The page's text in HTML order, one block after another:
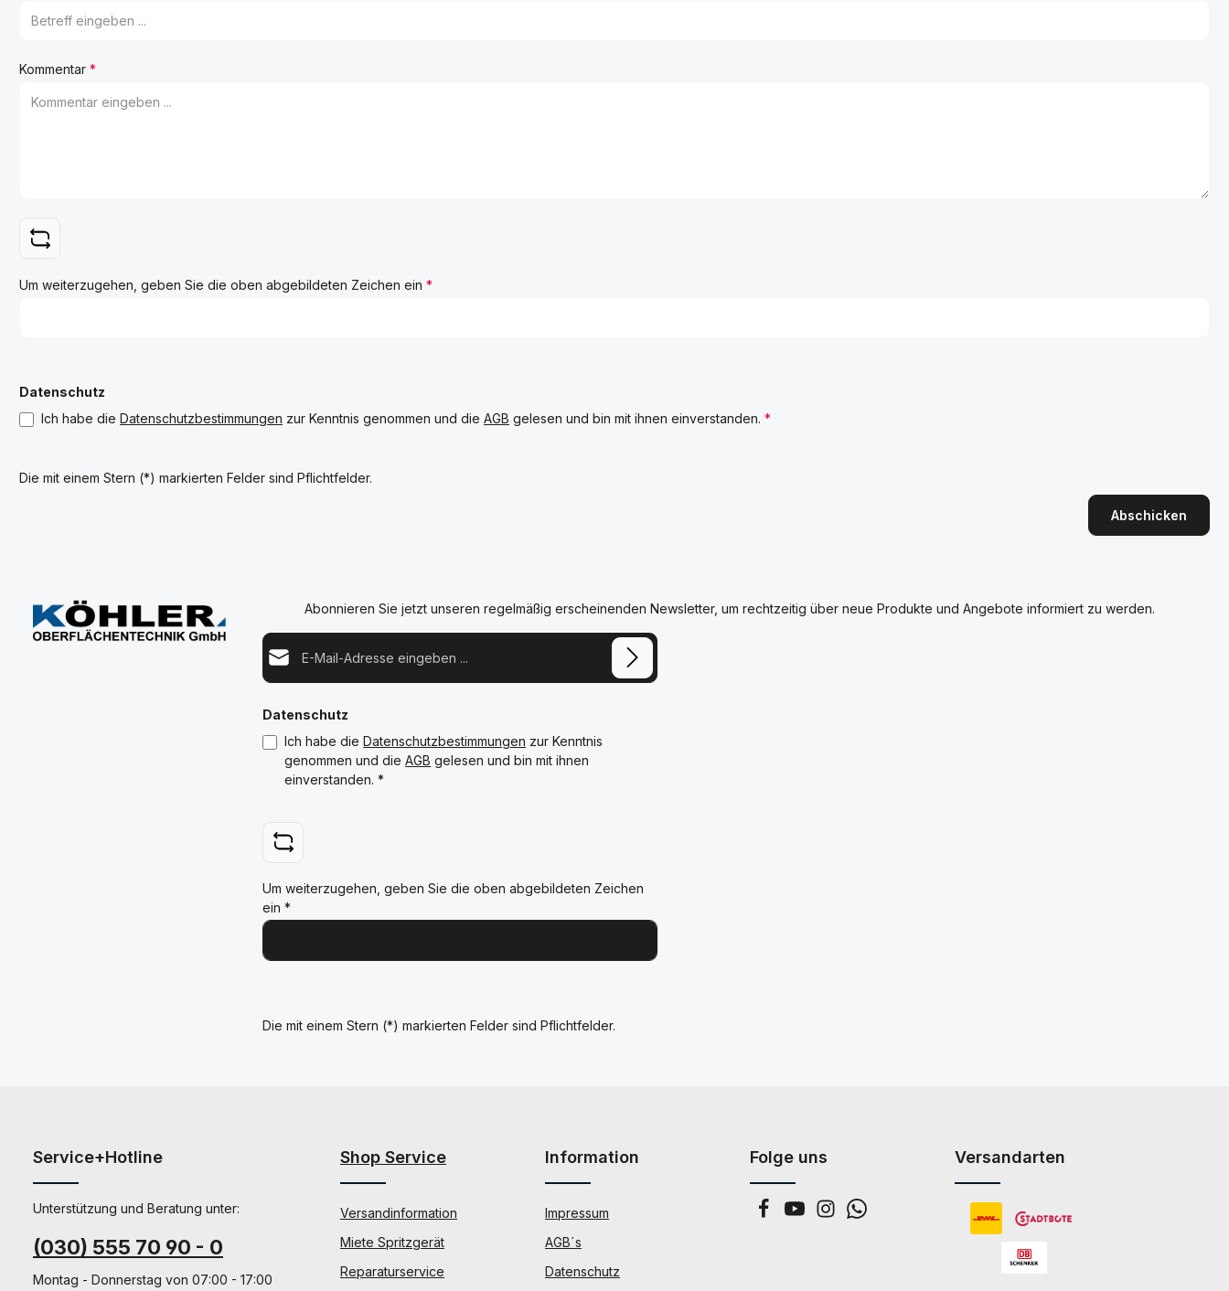
Kommentar *
Um weiterzugehen, geben Sie die oben abgebildeten Zeichen ein *
Datenschutz
Ich habe die Datenschutzbestimmungen zur Kenntnis genommen und die AGB gelesen und bin mit ihnen einverstanden. *
Die mit einem Stern (*) markierten Felder sind Pflichtfelder.
Abschicken
Abonnieren Sie jetzt unseren regelmäßig erscheinenden Newsletter, um rechtzeitig über neue Produkte und Angebote informiert zu werden.
E-Mail-Adresse*
Datenschutz
Ich habe dieDatenschutzbestimmungen zur Kenntnis
genommen und dieAGB gelesen und bin mit ihnen
einverstanden.*
Um weiterzugehen, geben Sie die oben abgebildeten Zeichen
ein*
Die mit einem Stern (*) markierten Felder sind Pflichtfelder.
Service+Hotline
Unterstützung und Beratung unter:
(030) 555 70 90 - 0
Montag - Donnerstag von 07:00 - 17:00
Shop Service
Versandinformation
Miete Spritzgerät
Reparaturservice
Information
Impressum
AGB´s
Datenschutz
Folge uns Versandarten